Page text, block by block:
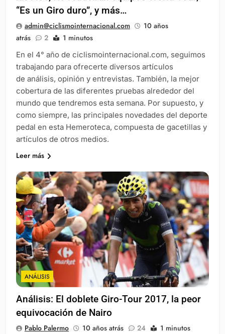
“Es un Giro duro”, y más…
admin@ciclismointernacional.com
10 años
atrás
2 1 minutos
En el 4° año de ciclismointernacional.com, seguimos
trabajando para ofrecerte diversos artículos
de análisis, opinión y entrevistas. También, la mejor
cobertura de las diferentes pruebas alrededor del
mundo que tendremos esta semana. Por supuesto, y
como siempre, las principales novedades del deporte
pedal en esta Hemeroteca, compuesta de gacetillas y
artículos de otros medios.
Leer más
ANÁLISIS
Análisis: El doblete Giro-Tour 2017, la peor
equivocación de Nairo
Pablo Palermo 10 años atrás 24 1 minutos